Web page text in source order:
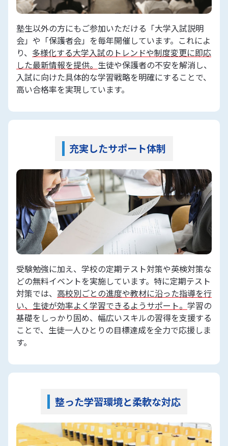
や相談をする姿が見られ、さらに伸ばしていこ
うと意欲的であることが感じ取れました。
その後の様子
えていたことで、数学の力が徐々に向上してい
慣が身についたため、5月に部活を引退してか
勉強するのが当たり前になりました。夏までに
基礎の復習を一通り終えたことで、秋・冬には
本格的な問題演習に集中。その結果、共通テス
トでは大きくリードを取ることができ、二次試
験も余裕を持って臨むことができました。得意
科目である英語では安定して高得点を獲得し、
見事に志望校への合格を勝ち取りました！
受講したコース･科目
国公立大文系コース
スケジュール
塾生以外の方にもご参加いただける「大学入試説明
会」や「保護者会」を毎年開催しています。これによ
り、 多様化する大学入試のトレンドや制度変更に即応
した最新情報を提供。 生徒や保護者の不安を解消し、
入試に向けた具体的な学習戦略を明確にすることで、
高い合格率を実現しています。
充実したサポート体制
受験勉強に加え、学校の定期テスト対策や英検対策な
どの無料イベントを実施しています。特に定期テスト
対策では、 高校別ごとの進度や教材に沿った指導を行
い、生徒が効率よく学習できるようサポート。 学習の
基礎をしっかり固め、幅広いスキルの習得を支援する
ことで、生徒一人ひとりの目標達成を全力で応援しま
す。
整った学習環境と柔軟な対応